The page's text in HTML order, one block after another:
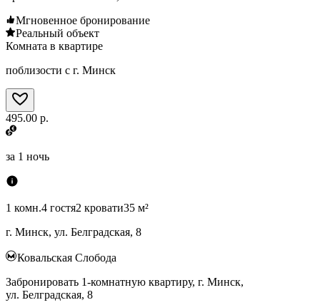
Мгновенное бронирование
Реальный объект
Комната в квартире
поблизости с г. Минск
495.00 р.
за 1 ночь
1 комн.4 гостя2 кровати35 м²
г. Минск, ул. Белградская, 8
Ковальская Слобода
Забронировать 1-комнатную квартиру, г. Минск,
ул. Белградская, 8